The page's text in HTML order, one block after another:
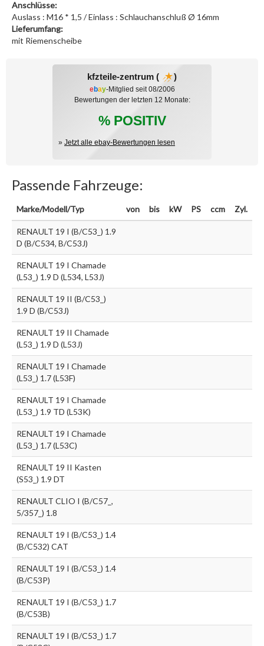
Anschlüsse:
Auslass : M16 * 1,5 / Einlass : Schlauchanschluß Ø 16mm
Lieferumfang:
mit Riemenscheibe
kfzteile-zentrum ( )
ebay-Mitglied seit 08/2006
Bewertungen der letzten 12 Monate:
% POSITIV
» Jetzt alle ebay-Bewertungen lesen
Passende Fahrzeuge:
Marke/Modell/Typ von bis kW PS ccm Zyl.
RENAULT 19 I (B/C53_) 1.9
D (B/C534, B/C53J)
RENAULT 19 I Chamade
(L53_) 1.9 D (L534, L53J)
RENAULT 19 II (B/C53_)
1.9 D (B/C53J)
RENAULT 19 II Chamade
(L53_) 1.9 D (L53J)
RENAULT 19 I Chamade
(L53_) 1.7 (L53F)
RENAULT 19 I Chamade
(L53_) 1.9 TD (L53K)
RENAULT 19 I Chamade
(L53_) 1.7 (L53C)
RENAULT 19 II Kasten
(S53_) 1.9 DT
RENAULT CLIO I (B/C57_,
5/357_) 1.8
RENAULT 19 I (B/C53_) 1.4
(B/C532) CAT
RENAULT 19 I (B/C53_) 1.4
(B/C53P)
RENAULT 19 I (B/C53_) 1.7
(B/C53B)
RENAULT 19 I (B/C53_) 1.7